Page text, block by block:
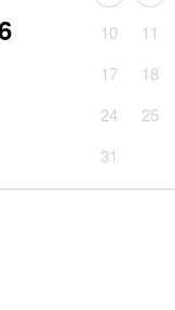
10
11
17
18
24
25
31